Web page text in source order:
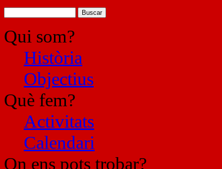
Qui som?
Història
Objectius
Què fem?
Activitats
Calendari
On ens pots trobar?